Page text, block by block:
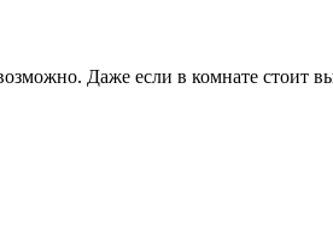
возможно. Даже если в комнате